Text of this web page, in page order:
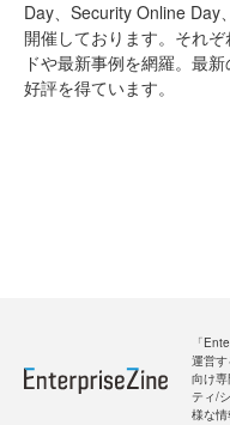
Day、Security Online Day
開催しております。それ
ドや最新事例を網羅。最
好評を得ています。
「
運営
向け
ティ/
様な情